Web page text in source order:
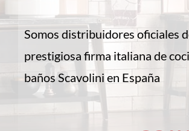
Somos distribuidores oficiales
prestigiosa firma italiana de
baños Scavolini en España